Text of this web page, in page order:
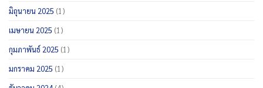
มิถุนายน 2025 (1)
เมษายน 2025 (1)
กุมภาพันธ์ 2025 (1)
มกราคม 2025 (1)